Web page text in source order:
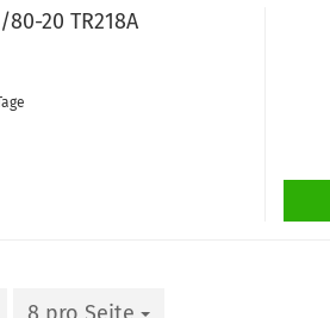
20 TR218A